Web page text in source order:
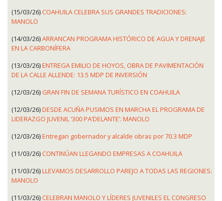
(15/03/26) COAHUILA CELEBRA SUS GRANDES TRADICIONES:
MANOLO
(14/03/26)ARRANCAN PROGRAMA HISTÓRICO DE AGUA Y DRENAJE
EN LA CARBONÍFERA
(13/03/26)ENTREGA EMILIO DE HOYOS, OBRA DE PAVIMENTACIÓN
DE LA CALLE ALLENDE: 13.5 MDP DE INVERSIÓN
(12/03/26) GRAN FIN DE SEMANA TURÍSTICO EN COAHUILA
(12/03/26)DESDE ACUÑA PUSIMOS EN MARCHA EL PROGRAMA DE
LIDERAZGO JUVENIL ‘300 PA’DELANTE’: MANOLO
(12/03/26)Entregan gobernador y alcalde obras por 70.3 MDP
(11/03/26) CONTINÚAN LLEGANDO EMPRESAS A COAHUILA
(11/03/26)LLEVAMOS DESARROLLO PAREJO A TODAS LAS REGIONES:
MANOLO
(11/03/26) CELEBRAN MANOLO Y LÍDERES JUVENILES EL CONGRESO